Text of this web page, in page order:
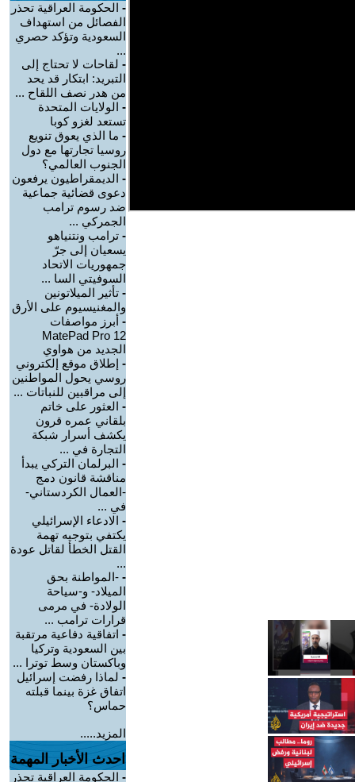
- الحكومة العراقية تحذر
الفصائل من استهداف
السعودية وتؤكد حصري
...
- لقاحات لا تحتاج إلى
التبريد: ابتكار قد يحد
من هدر نصف اللقاح ...
- الولايات المتحدة
تستعد لغزو كوبا
- ما الذي يعوق تنويع
روسيا تجارتها مع دول
الجنوب العالمي؟
- الديمقراطيون يرفعون
دعوى قضائية جماعية
ضد رسوم ترامب
الجمركي ...
- ترامب ونتنياهو
يسعيان إلى جرّ
جمهوريات الاتحاد
السوفيتي السا ...
- تأثير الميلاتونين
والمغنيسيوم على الأرق
- أبرز مواصفات
MatePad Pro 12
الجديد من هواوي
- إطلاق موقع إلكتروني
روسي يحول المواطنين
إلى مراقبين للنباتات ...
- العثور على خاتم
بلقاني عمره قرون
يكشف أسرار شبكة
التجارة في ...
- البرلمان التركي يبدأ
مناقشة قانون دمج
-العمال الكردستاني-
في ...
- الادعاء الإسرائيلي
يكتفي بتوجيه تهمة
القتل الخطأ لقاتل عودة
...
- -المواطنة بحق
الميلاد- و-سياحة
الولادة- في مرمى
قرارات ترامب ...
- اتفاقية دفاعية مرتقبة
بين السعودية وتركيا
وباكستان وسط توترا ...
- لماذا رفضت إسرائيل
اتفاق غزة بينما قبلته
حماس؟
المزيد.....
احدث الأخبار المهمة
- الحكومة العراقية تحذر